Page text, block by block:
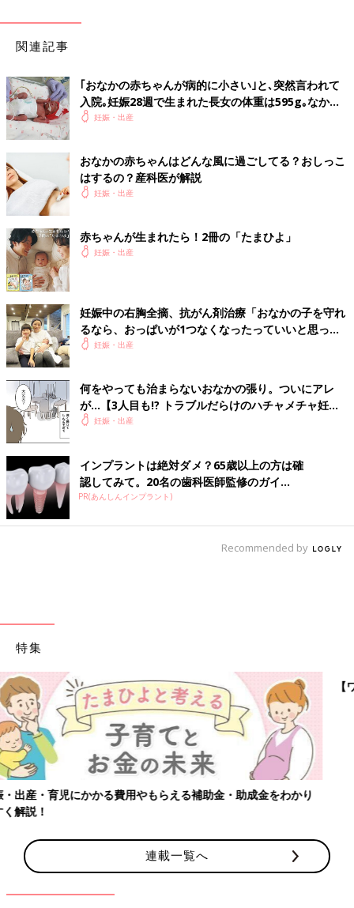
関連記事
｢おなかの赤ちゃんが病的に小さい｣と､突然言われて
入院｡妊娠28週で生まれた長女の体重は595g｡なかな
か会えない日々に涙した【低出生体重児】
妊娠・出産
おなかの赤ちゃんはどんな風に過ごしてる？おしっこ
はするの？産科医が解説
妊娠・出産
赤ちゃんが生まれたら！2冊の「たまひよ」
妊娠・出産
妊娠中の右胸全摘、抗がん剤治療「おなかの子を守れ
るなら、おっぱいが1つなくなったっていいと思っ
た」【妊娠期がん経験談インタビュー】
妊娠・出産
何をやっても治まらないおなかの張り。ついにアレ
が…【3人目も!? トラブルだらけのハチャメチャ妊娠
レポ2 #7】
妊娠・出産
インプラントは絶対ダメ？65歳以上の方は確
認してみて。20名の歯科医師監修のガイ...
PR(あんしんインプラント)
Recommended by
特集
【ワクチン接種できるものも】妊婦の感染症対策、知っておいて！
連載一覧へ